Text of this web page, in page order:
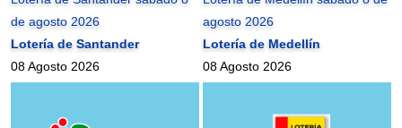
de agosto 2026
Lotería de Santander
08 Agosto 2026
agosto 2026
Lotería de Medellín
08 Agosto 2026